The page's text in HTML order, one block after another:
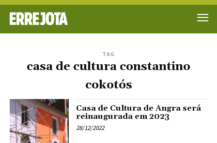
TAG
casa de cultura constantino
cokotós
Casa de Cultura de Angra será
reinaugurada em 2023
28/12/2022